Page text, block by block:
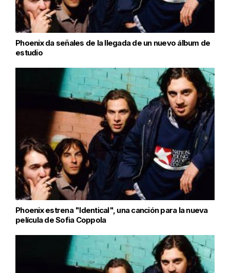
Phoenix da señales de la llegada de un nuevo álbum de
estudio
Phoenix estrena "Identical", una canción para la nueva
película de Sofia Coppola